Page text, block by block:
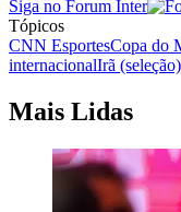
Siga no Forum Inter
Tópicos
CNN EsportesCopa do
internacionalIrã (seleção)
Mais Lidas